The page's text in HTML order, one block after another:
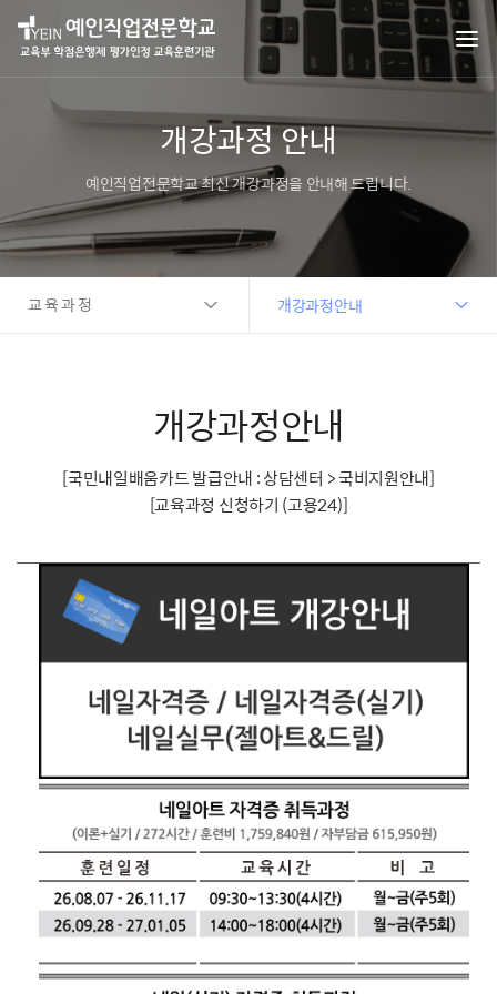
개강과정 안내
예인직업전문학교 최신 개강과정을 안내해 드립니다.
교육과정 개강과정안내
개강과정안내
[국민내일배움카드 발급안내 : 상담센터 > 국비지원안내]
[교육과정 신청하기 (고용24)]